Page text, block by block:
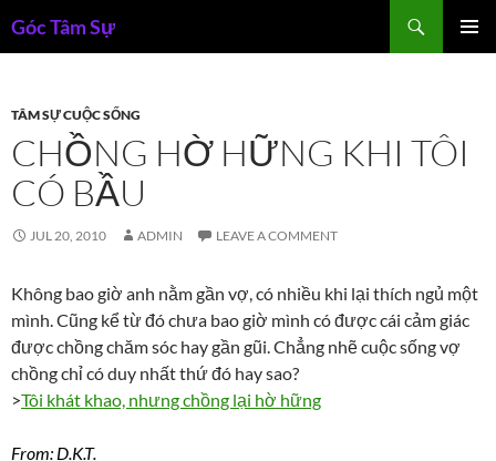
toGóc Tâm Sự
TÂM SỰ CUỘC SỐNG
CHỒNG HỜ HỮNG KHI TÔI
CÓ BẦU
JUL 20, 2010 ADMIN LEAVE A COMMENT
Không bao giờ anh nằm gần vợ, có nhiều khi lại thích ngủ một
mình. Cũng kể từ đó chưa bao giờ mình có được cái cảm giác
được chồng chăm sóc hay gần gũi. Chẳng nhẽ cuộc sống vợ
chồng chỉ có duy nhất thứ đó hay sao?
>Tôi khát khao, nhưng chồng lại hờ hững
From: D.K.T.